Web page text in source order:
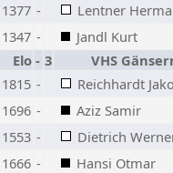
1377 -
Lentner
1347 -
Jandl Kurt
Elo - 3
VHS
1815 -
Reichhardt
1696 -
Aziz Samir
1553 -
Dietrich
1666 -
Hansi Otmar